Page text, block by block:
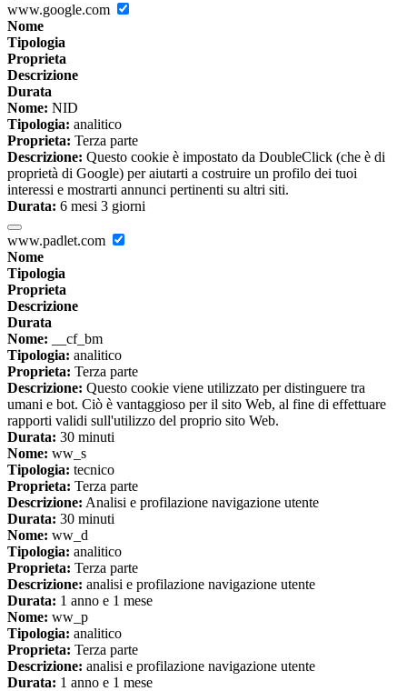
www.google.com
Nome
Tipologia
Proprieta
Descrizione
Durata
Nome: NID
Tipologia: analitico
Proprieta: Terza parte
Descrizione: Questo cookie è impostato da DoubleClick (che è di
proprietà di Google) per aiutarti a costruire un profilo dei tuoi
interessi e mostrarti annunci pertinenti su altri siti.
Durata: 6 mesi 3 giorni
www.padlet.com
Nome
Tipologia
Proprieta
Descrizione
Durata
Nome: __cf_bm
Tipologia: analitico
Proprieta: Terza parte
Descrizione: Questo cookie viene utilizzato per distinguere tra
umani e bot. Ciò è vantaggioso per il sito Web, al fine di effettuare
rapporti validi sull'utilizzo del proprio sito Web.
Durata: 30 minuti
Nome: ww_s
Tipologia: tecnico
Proprieta: Terza parte
Descrizione: Analisi e profilazione navigazione utente
Durata: 30 minuti
Nome: ww_d
Tipologia: analitico
Proprieta: Terza parte
Descrizione: analisi e profilazione navigazione utente
Durata: 1 anno e 1 mese
Nome: ww_p
Tipologia: analitico
Proprieta: Terza parte
Descrizione: analisi e profilazione navigazione utente
Durata: 1 anno e 1 mese